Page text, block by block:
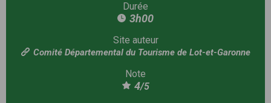
Durée
3h00
Site auteur
Comité Départemental du Tourisme de Lot-et-Garonne
Note
4/5